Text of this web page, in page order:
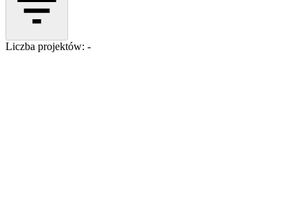
Liczba projektów: -